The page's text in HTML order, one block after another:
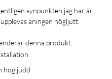
kod för ökad säkerhet.
synpunkten jag har är
aningen högljutt.
denna produkt.
högljudd